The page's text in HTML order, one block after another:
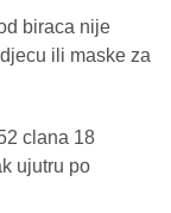
biraca nije
ili maske za
clana 18
ujutru po